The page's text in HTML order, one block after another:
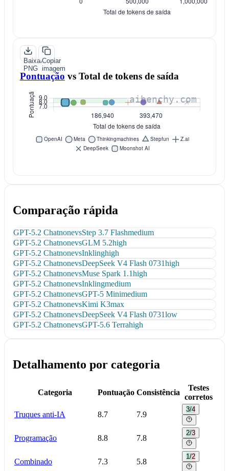
Baixar
PNG
Copiar
imagem
Pontuação vsTotal de tokens de saída
Comparação rápida
GPT-5.2 ChatnonevsStep 3.7 Flashmedium
GPT-5.2 ChatnonevsGLM 5.2high
GPT-5.2 ChatnonevsInklinghigh
GPT-5.2 ChatnonevsDeepSeek V4 Flash 0731high
GPT-5.2 ChatnonevsMuse Spark 1.1high
GPT-5.2 ChatnonevsInklingmedium
GPT-5.2 ChatnonevsGPT-5 Minimedium
GPT-5.2 ChatnonevsKimi K3max
GPT-5.2 ChatnonevsDeepSeek V4 Flash 0731low
GPT-5.2 ChatnonevsGPT-5.6 Terrahigh
Detalhamento por categoria
Categoria Pontuação Consistência
Testes
corretos
Truques anti-IA
8.7 7.9
3/4
Programação 8.8 7.8
2/3
Combinado 7.3 5.8
1/2